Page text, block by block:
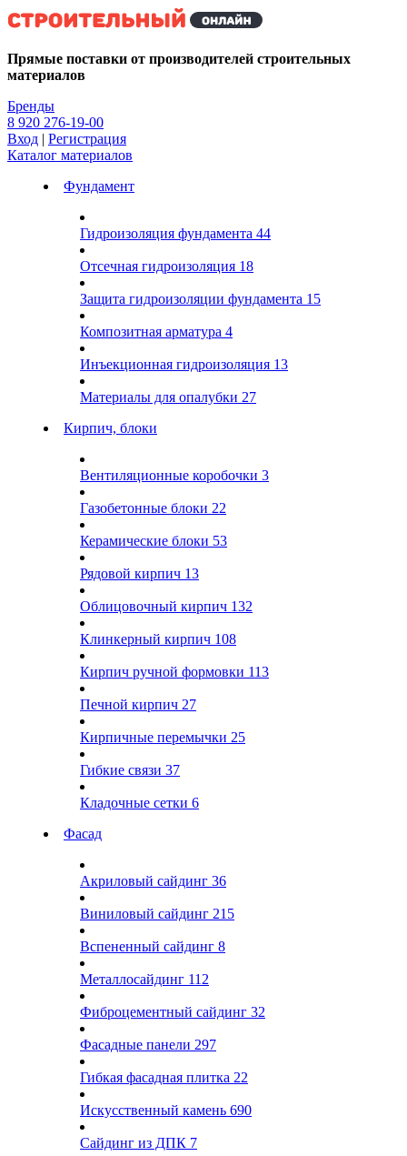
Kg
Прямые поставки от производителей строительных
материалов
Бренды
8 920 276-19-00
Вход | Регистрация
Каталог материалов
Фундамент
Гидроизоляция фундамента 44
Отсечная гидроизоляция 18
Защита гидроизоляции фундамента 15
Композитная арматура 4
Инъекционная гидроизоляция 13
Материалы для опалубки 27
Кирпич, блоки
Вентиляционные коробочки 3
Газобетонные блоки 22
Керамические блоки 53
Рядовой кирпич 13
Облицовочный кирпич 132
Клинкерный кирпич 108
Кирпич ручной формовки 113
Печной кирпич 27
Кирпичные перемычки 25
Гибкие связи 37
Кладочные сетки 6
Фасад
Акриловый сайдинг 36
Виниловый сайдинг 215
Вспененный сайдинг 8
Металлосайдинг 112
Фиброцементный сайдинг 32
Фасадные панели 297
Гибкая фасадная плитка 22
Искусственный камень 690
Сайдинг из ДПК 7